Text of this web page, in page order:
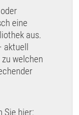
eine
aus.
aktuell
welchen
Sie hier: